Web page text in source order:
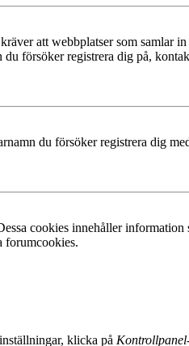
att webbplatser som samlar
försöker registrera dig på,
du försöker registrera dig
cookies innehåller
forumcookies.
klicka på Kontrollpanel